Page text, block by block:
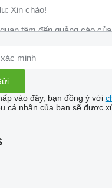
vào đây, bạn đồng ý với
cá nhân của bạn sẽ được